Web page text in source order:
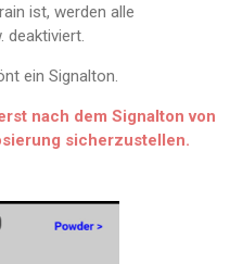
ist, werden alle
deaktiviert.
ein Signalton.
nach dem Signalton von
sicherzustellen.